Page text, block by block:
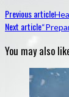
Previous article
Next article
You may also